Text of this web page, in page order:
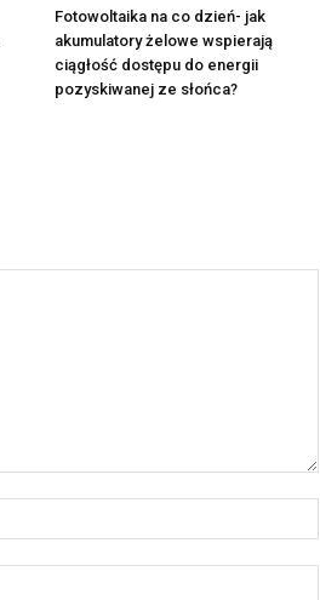
Fotowoltaika na co dzień- jak
akumulatory żelowe wspierają
ciągłość dostępu do energii
pozyskiwanej ze słońca?